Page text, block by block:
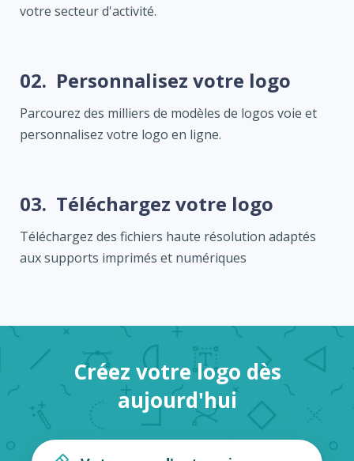
votre secteur d'activité.
02. Personnalisez votre logo
Parcourez des milliers de modèles de logos voie et
personnalisez votre logo en ligne.
03. Téléchargez votre logo
Téléchargez des fichiers haute résolution adaptés
aux supports imprimés et numériques
Créez votre logo dès
aujourd'hui